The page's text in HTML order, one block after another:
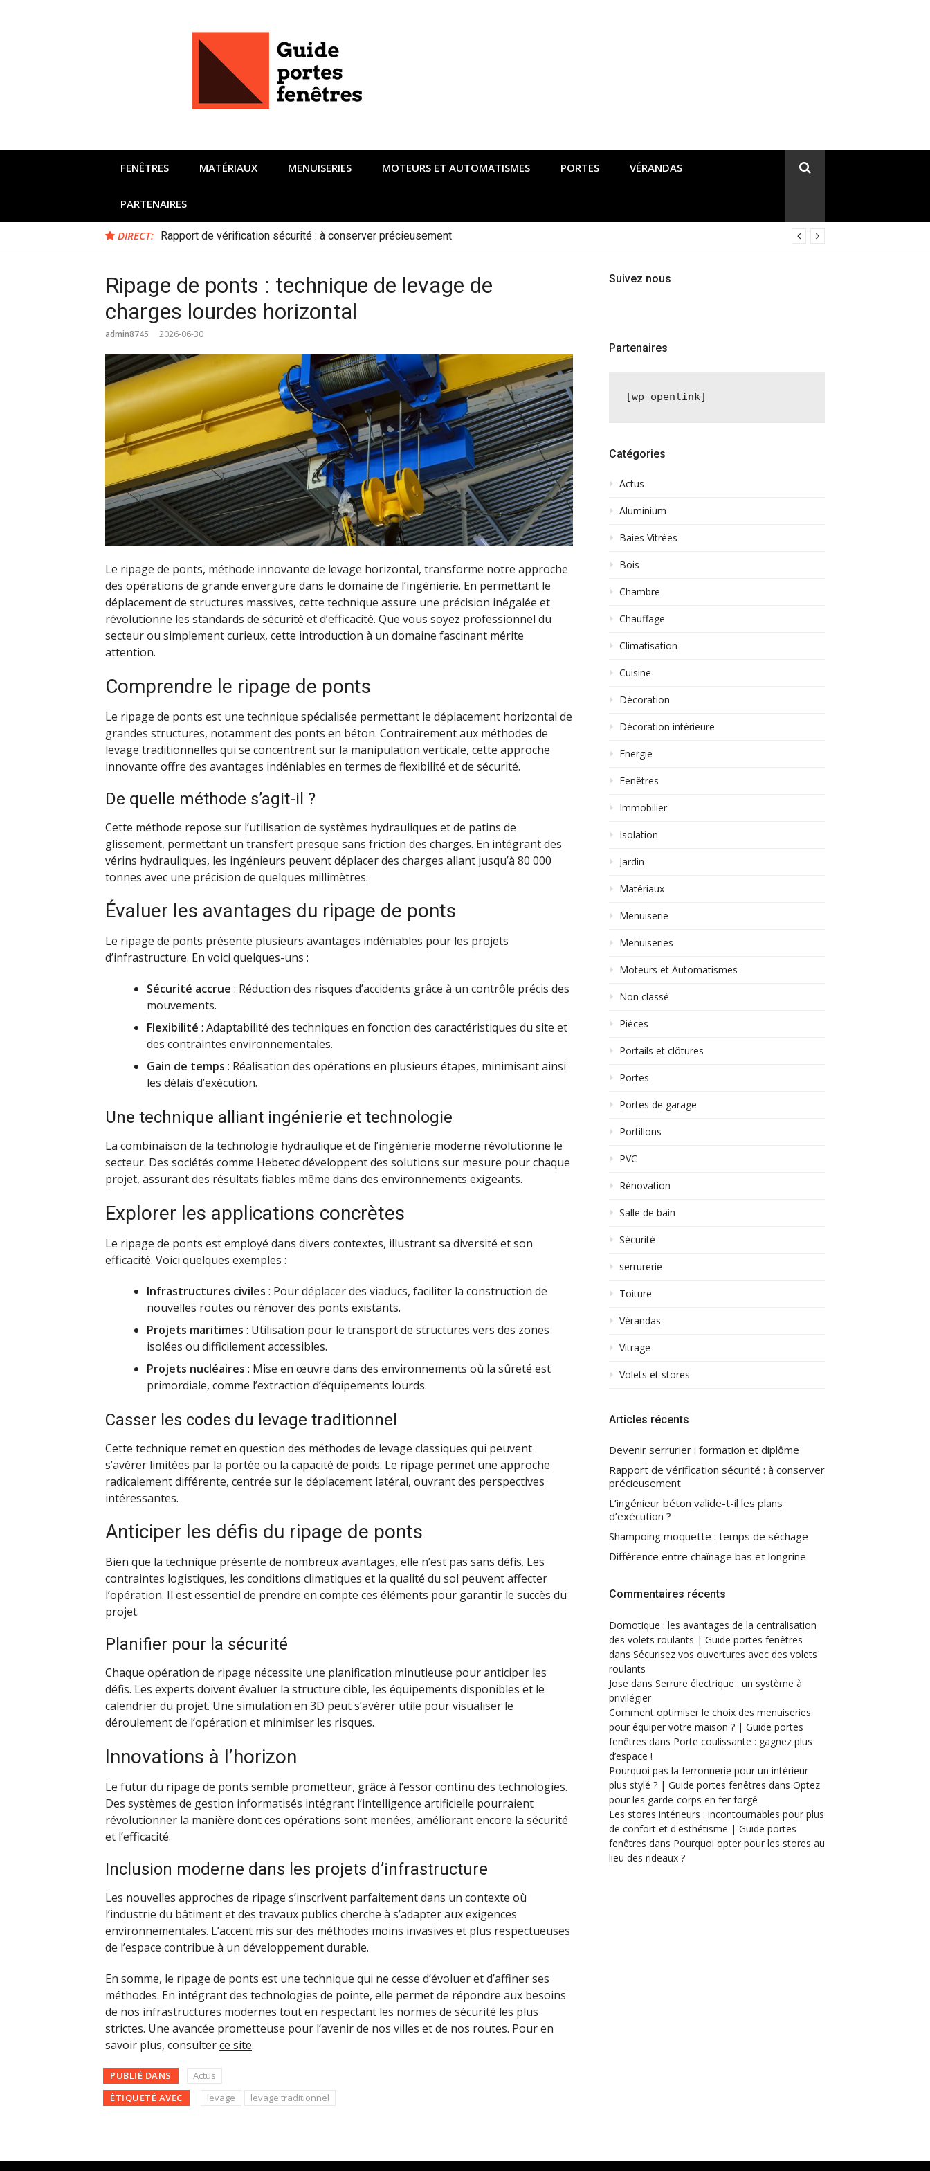
FENÊTRES MATÉRIAUX MENUISERIES MOTEURS ET AUTOMATISMES PORTES VÉRANDAS
PARTENAIRES
DIRECT: Rapport de vérification sécurité : à conserver précieusement
Ripage de ponts : technique de levage de
charges lourdes horizontal
admin8745 2026-06-30
Le ripage de ponts, méthode innovante de levage horizontal, transforme notre approche
des opérations de grande envergure dans le domaine de l’ingénierie. En permettant le
déplacement de structures massives, cette technique assure une précision inégalée et
révolutionne les standards de sécurité et d’efficacité. Que vous soyez professionnel du
secteur ou simplement curieux, cette introduction à un domaine fascinant mérite
attention.
Comprendre le ripage de ponts
Le ripage de ponts est une technique spécialisée permettant le déplacement horizontal de
grandes structures, notamment des ponts en béton. Contrairement aux méthodes de
levage traditionnelles qui se concentrent sur la manipulation verticale, cette approche
innovante offre des avantages indéniables en termes de flexibilité et de sécurité.
De quelle méthode s’agit-il ?
Cette méthode repose sur l’utilisation de systèmes hydrauliques et de patins de
glissement, permettant un transfert presque sans friction des charges. En intégrant des
vérins hydrauliques, les ingénieurs peuvent déplacer des charges allant jusqu’à 80 000
tonnes avec une précision de quelques millimètres.
Évaluer les avantages du ripage de ponts
Le ripage de ponts présente plusieurs avantages indéniables pour les projets
d’infrastructure. En voici quelques-uns :
Sécurité accrue : Réduction des risques d’accidents grâce à un contrôle précis des
mouvements.
Flexibilité : Adaptabilité des techniques en fonction des caractéristiques du site et
des contraintes environnementales.
Gain de temps : Réalisation des opérations en plusieurs étapes, minimisant ainsi
les délais d’exécution.
Une technique alliant ingénierie et technologie
La combinaison de la technologie hydraulique et de l’ingénierie moderne révolutionne le
secteur. Des sociétés comme Hebetec développent des solutions sur mesure pour chaque
projet, assurant des résultats fiables même dans des environnements exigeants.
Explorer les applications concrètes
Le ripage de ponts est employé dans divers contextes, illustrant sa diversité et son
efficacité. Voici quelques exemples :
Infrastructures civiles : Pour déplacer des viaducs, faciliter la construction de
nouvelles routes ou rénover des ponts existants.
Projets maritimes : Utilisation pour le transport de structures vers des zones
isolées ou difficilement accessibles.
Projets nucléaires : Mise en œuvre dans des environnements où la sûreté est
primordiale, comme l’extraction d’équipements lourds.
Casser les codes du levage traditionnel
Cette technique remet en question des méthodes de levage classiques qui peuvent
s’avérer limitées par la portée ou la capacité de poids. Le ripage permet une approche
radicalement différente, centrée sur le déplacement latéral, ouvrant des perspectives
intéressantes.
Anticiper les défis du ripage de ponts
Bien que la technique présente de nombreux avantages, elle n’est pas sans défis. Les
contraintes logistiques, les conditions climatiques et la qualité du sol peuvent affecter
l’opération. Il est essentiel de prendre en compte ces éléments pour garantir le succès du
projet.
Planifier pour la sécurité
Chaque opération de ripage nécessite une planification minutieuse pour anticiper les
défis. Les experts doivent évaluer la structure cible, les équipements disponibles et le
calendrier du projet. Une simulation en 3D peut s’avérer utile pour visualiser le
déroulement de l’opération et minimiser les risques.
Innovations à l’horizon
Le futur du ripage de ponts semble prometteur, grâce à l’essor continu des technologies.
Des systèmes de gestion informatisés intégrant l’intelligence artificielle pourraient
révolutionner la manière dont ces opérations sont menées, améliorant encore la sécurité
et l’efficacité.
Inclusion moderne dans les projets d’infrastructure
Les nouvelles approches de ripage s’inscrivent parfaitement dans un contexte où
l’industrie du bâtiment et des travaux publics cherche à s’adapter aux exigences
environnementales. L’accent mis sur des méthodes moins invasives et plus respectueuses
de l’espace contribue à un développement durable.
En somme, le ripage de ponts est une technique qui ne cesse d’évoluer et d’affiner ses
méthodes. En intégrant des technologies de pointe, elle permet de répondre aux besoins
de nos infrastructures modernes tout en respectant les normes de sécurité les plus
strictes. Une avancée prometteuse pour l’avenir de nos villes et de nos routes. Pour en
savoir plus, consulterce site.
PUBLIÉ DANS
Actus
ÉTIQUETÉ AVEC
levage levage traditionnel
Suivez nous
Partenaires
[wp-openlink]
Catégories
Actus
Aluminium
Baies Vitrées
Bois
Chambre
Chauffage
Climatisation
Cuisine
Décoration
Décoration intérieure
Energie
Fenêtres
Immobilier
Isolation
Jardin
Matériaux
Menuiserie
Menuiseries
Moteurs et Automatismes
Non classé
Pièces
Portails et clôtures
Portes
Portes de garage
Portillons
PVC
Rénovation
Salle de bain
Sécurité
serrurerie
Toiture
Vérandas
Vitrage
Volets et stores
Articles récents
Devenir serrurier : formation et diplôme
Rapport de vérification sécurité : à conserver
précieusement
L’ingénieur béton valide-t-il les plans
d’exécution ?
Shampoing moquette : temps de séchage
Différence entre chaînage bas et longrine
Commentaires récents
Domotique : les avantages de la centralisation
des volets roulants | Guide portes fenêtres
dans Sécurisez vos ouvertures avec des volets
roulants
Jose dans Serrure électrique : un système à
privilégier
Comment optimiser le choix des menuiseries
pour équiper votre maison ? | Guide portes
fenêtres dans Porte coulissante : gagnez plus
d’espace !
Pourquoi pas la ferronnerie pour un intérieur
plus stylé ? | Guide portes fenêtres dans Optez
pour les garde-corps en fer forgé
Les stores intérieurs : incontournables pour plus
de confort et d'esthétisme | Guide portes
fenêtres dans Pourquoi opter pour les stores au
lieu des rideaux ?